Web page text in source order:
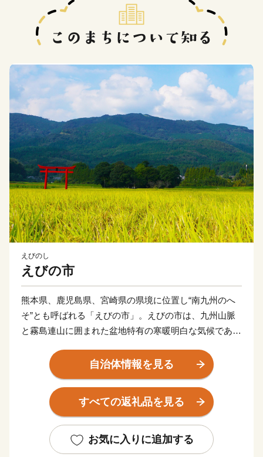
えびのし
えびの市
熊本県、鹿児島県、宮崎県の県境に位置し“南九州のへ
そ”とも呼ばれる「えびの市」。えびの市は、九州山脈
と霧島連山に囲まれた盆地特有の寒暖明白な気候であ
農畜産物の宝庫です。
天然記念物である“ノカイドウ”の世界で唯一の自生地で
もあるえびの高原やトレッキングスポットとして人気の
韓国岳。加久藤峠や矢岳高原から見下ろす風光明媚な田
また、県下有数の温泉地としても知られ、まちのいたる
ところに温泉施設が点在しており、各温泉で源泉が異な
自治体情報を見る
すべての返礼品を見る
お気に入りに追加する